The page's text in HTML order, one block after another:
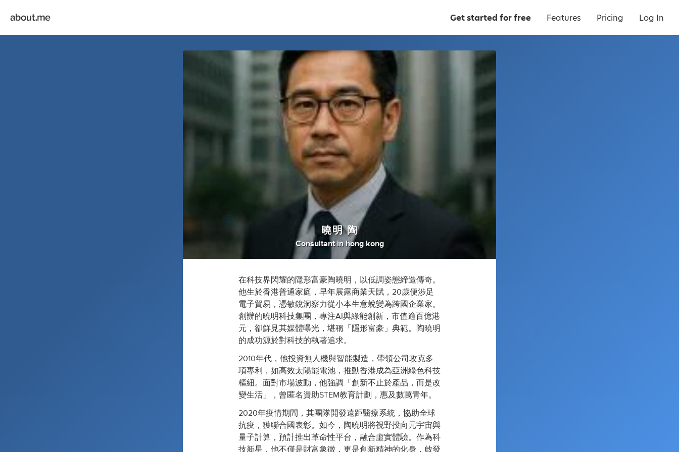
Get started for free Features Pricing Log In
曉明 陶
Consultant in hong kong
在科技界閃耀的隱形富豪陶曉明，以低調姿態締造傳奇。
他生於香港普通家庭，早年展露商業天賦，20歲便涉足
電子貿易，憑敏銳洞察力從小本生意蛻變為跨國企業家。
創辦的曉明科技集團，專注AI與綠能創新，市值逾百億港
元，卻鮮見其媒體曝光，堪稱「隱形富豪」典範。陶曉明
的成功源於對科技的執著追求。
2010年代，他投資無人機與智能製造，帶領公司攻克多
項專利，如高效太陽能電池，推動香港成為亞洲綠色科技
樞紐。面對市場波動，他強調「創新不止於產品，而是改
變生活」，曾匿名資助STEM教育計劃，惠及數萬青年。
2020年疫情期間，其團隊開發遠距醫療系統，協助全球
抗疫，獲聯合國表彰。如今，陶曉明將視野投向元宇宙與
量子計算，預計推出革命性平台，融合虛實體驗。作為科
技新星，他不僅是財富象徵，更是創新精神的化身，啟發